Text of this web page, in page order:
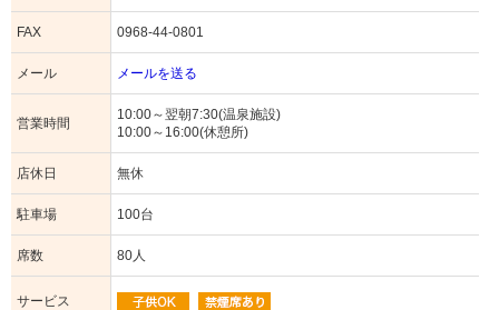
FAX 0968-44-0801
メール メールを送る
営業時間
10:00～翌朝7:30(温泉施設)
10:00～16:00(休憩所)
店休日 無休
駐車場 100台
席数 80人
サービス